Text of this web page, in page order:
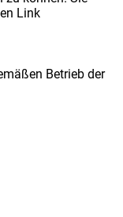
Link
Betrieb der